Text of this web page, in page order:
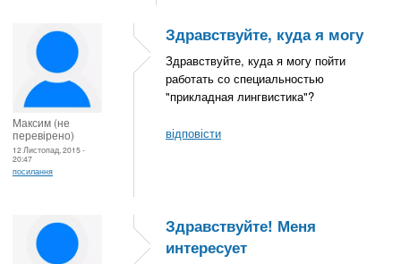
Максим (не
перевірено)
12 Листопад, 2015 -
20:47
посилання
Здравствуйте, куда я могу
Здравствуйте, куда я могу пойти
работать со специальностью
"прикладная лингвистика"?
відповісти
Здравствуйте! Меня
интересует